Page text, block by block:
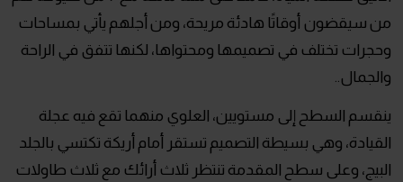
من سيقضون أوقاتًا هادئة مريحة، ومن أجلهم يأتي بمساحات
وحجرات تختلف في تصميمها ومحتواها، لكنها تتفق في الراحة
والجمال..
ينقسم السطح إلى مستويين، العلوي منهما تقع فيه عجلة
القيادة، وهي بسيطة التصميم تستقر أمام أريكة تكتسي بالجلد
البيج، وعلى سطح المقدمة تنتظر ثلاث أرائك مع ثلاث طاولات